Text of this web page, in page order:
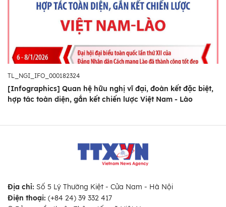
TL_NGI_IFO_000182324
[Infographics] Quan hệ hữu nghị vĩ đại, đoàn kết đặc biệt,
hợp tác toàn diện, gắn kết chiến lược Việt Nam - Lào
Địa chỉ: Số 5 Lý Thường Kiệt - Cửa Nam - Hà Nội
Điện thoại: (+84 24) 39 332 417